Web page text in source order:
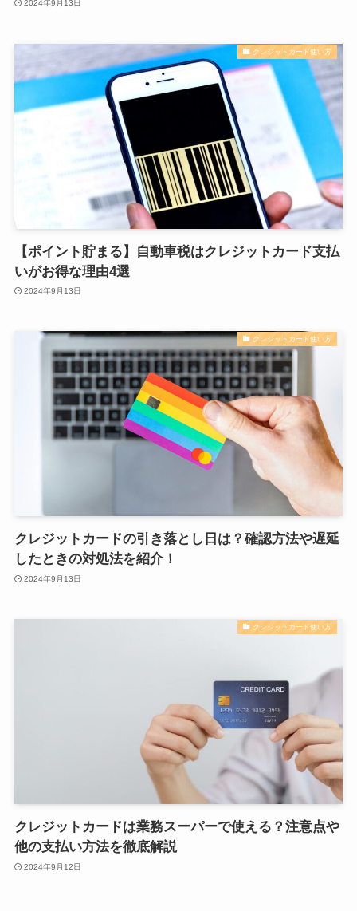
2024年9月13日
クレジットカード使い方
【ポイント貯まる】自動車税はクレジットカード支払
いがお得な理由4選
2024年9月13日
クレジットカード使い方
クレジットカードの引き落とし日は？確認方法や遅延
したときの対処法を紹介！
2024年9月13日
クレジットカード使い方
クレジットカードは業務スーパーで使える？注意点や
他の支払い方法を徹底解説
2024年9月12日